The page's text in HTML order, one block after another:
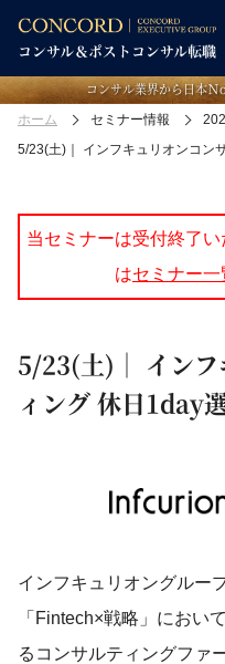
コンサル業界から日本
ホーム セミナー情報
5/23(土)｜ インフキュリオンコン
当セミナーは受付終了
はセミナー一
5/23(土)｜ インフ
ィング 休日1day
インフキュリオングルー
「Fintech×戦略」におい
るコンサルティングファ